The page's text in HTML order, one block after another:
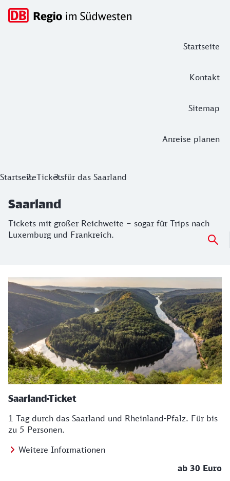
Startseite
Kontakt
Sitemap
Anreise planen
Hauptnavigation
Saarland
StartseiteTicketsfür das Saarland
Saarland
Tickets mit großer Reichweite – sogar für Trips nach
Luxemburg und Frankreich.
Saarland-Ticket
1 Tag durch das Saarland und Rheinland-Pfalz. Für bis
zu 5 Personen.
Weitere Informationen
ab 30 Euro